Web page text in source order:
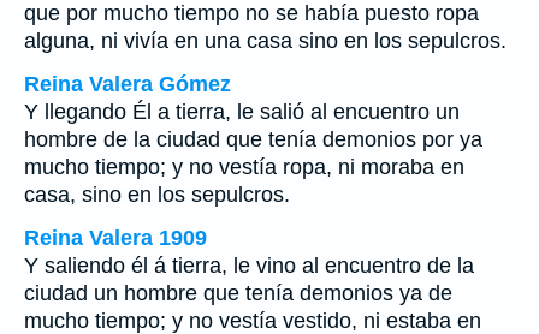
que por mucho tiempo no se había puesto ropa
alguna, ni vivía en una casa sino en los sepulcros.
Reina Valera Gómez
Y llegando Él a tierra, le salió al encuentro un
hombre de la ciudad que tenía demonios por ya
mucho tiempo; y no vestía ropa, ni moraba en
casa, sino en los sepulcros.
Reina Valera 1909
Y saliendo él á tierra, le vino al encuentro de la
ciudad un hombre que tenía demonios ya de
mucho tiempo; y no vestía vestido, ni estaba en